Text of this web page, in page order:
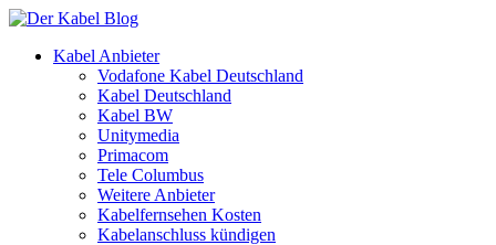
Kabel Anbieter
Vodafone Kabel Deutschland
Kabel Deutschland
Kabel BW
Unitymedia
Primacom
Tele Columbus
Weitere Anbieter
Kabelfernsehen Kosten
Kabelanschluss kündigen